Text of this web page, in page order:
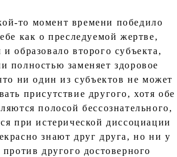
то момент времени победило
как о преследуемой жертве,
образовало второго субъекта,
полностью заменяет здоровое
ни один из субъектов не может
присутствие другого, хотя обе
полосой бессознательного,
при истерической диссоциации
знают друг друга, но ни у
другого достоверного